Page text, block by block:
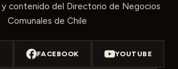
y contenido del Directorio de Negocios
Comunales de Chile
FACEBOOK YOUTUBE